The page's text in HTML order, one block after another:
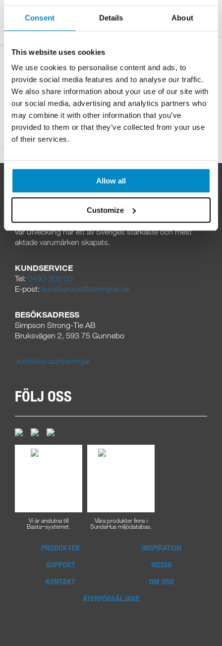
Consent Details About
This website uses cookies
We use cookies to personalise content and ads, to
provide social media features and to analyse our traffic.
We also share information about your use of our site with
our social media, advertising and analytics partners who
may combine it with other information that you’ve
provided to them or that they’ve collected from your use
of their services.
Allow all
Customize
SPÅNSKIVESKRUV TRÄ
I över 250år har Gunnebo Fastening utvecklat och
tillverkat infästningslösningar för den professionella
användaren. Med kvalitet och säkerhet som ledstjärnor i
vår utveckling har ett av Sveriges starkaste och mest
aktade varumärken skapats.
KUNDSERVICE
Tel: 0490-300 00
E-post: kundservice@strongtie.se
BESÖKSADRESS
Simpson Strong-Tie AB
Bruksvägen 2, 593 75 Gunnebo
Juridiska upplysningar
FÖLJ OSS
Vi är anslutna till
Basta−systemet.
Våra produkter finns i
SundaHus miljödatabas.
PRODUKTER
INSPIRATION
SUPPORT
MEDIA
KONTAKT
OM OSS
ÅTERFÖRSÄLJARE